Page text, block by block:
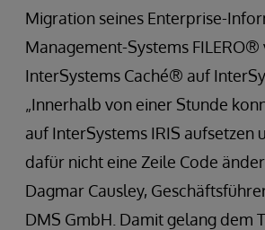
Migration seines Enterprise-
Management-Systems FILERO®
InterSystems Caché® auf
„Innerhalb von einer Stunde
auf InterSystems IRIS aufsetzen
dafür nicht eine Zeile Code
Dagmar Causley,
DMS GmbH. Damit gelang dem